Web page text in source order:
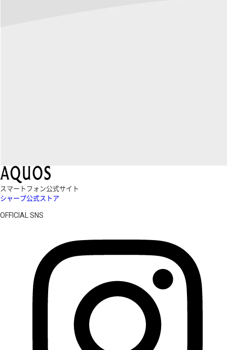
スマートフォン公式サイト
シャープ公式ストア
OFFICIAL SNS